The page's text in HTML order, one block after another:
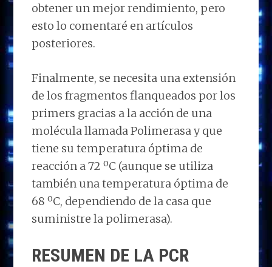
obtener un mejor rendimiento, pero
esto lo comentaré en artículos
posteriores.
Finalmente, se necesita una extensión
de los fragmentos flanqueados por los
primers gracias a la acción de una
molécula llamada Polimerasa y que
tiene su temperatura óptima de
reacción a 72 ºC (aunque se utiliza
también una temperatura óptima de
68 ºC, dependiendo de la casa que
suministre la polimerasa).
RESUMEN DE LA PCR